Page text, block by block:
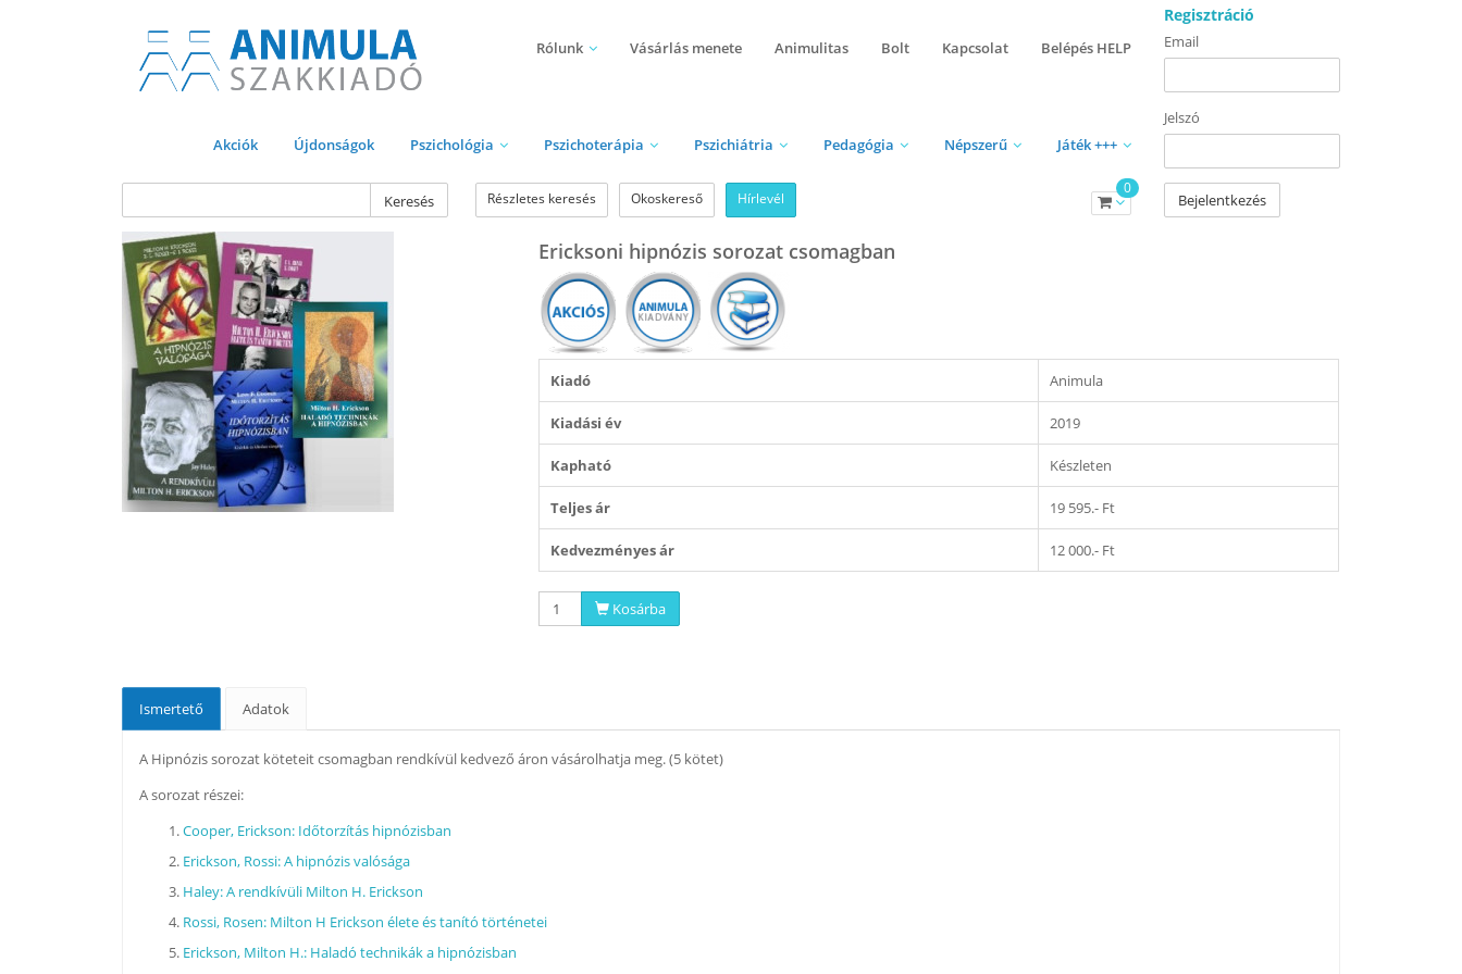
Rólunk Vásárlás menete Animulitas Bolt Kapcsolat Belépés HELP
Akciók Újdonságok Pszichológia Pszichoterápia Pszichiátria Pedagógia Népszerű Játék +++
Keresés Részletes keresés Okoskereső Hírlevél
0
Regisztráció
Email
Jelszó
Bejelentkezés
Ericksoni hipnózis sorozat csomagban
Kiadó Animula
Kiadási év 2019
Kapható Készleten
Teljes ár 19 595.- Ft
Kedvezményes ár 12 000.- Ft
Kosárba
Ismertető Adatok
A Hipnózis sorozat köteteit csomagban rendkívül kedvező áron vásárolhatja meg. (5 kötet)
A sorozat részei:
Cooper, Erickson: Időtorzítás hipnózisban
Erickson, Rossi: A hipnózis valósága
Haley: A rendkívüli Milton H. Erickson
Rossi, Rosen: Milton H Erickson élete és tanító történetei
Erickson, Milton H.: Haladó technikák a hipnózisban